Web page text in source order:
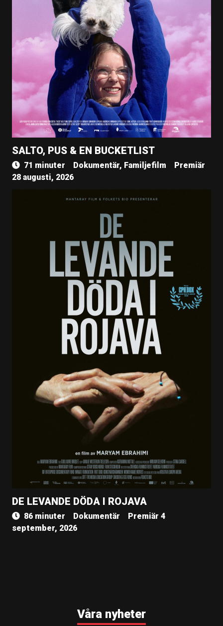
SALTO, PUS & EN BUCKETLIST
71 minuter Dokumentär, Familjefilm
Premiär
28 augusti, 2026
DE LEVANDE DÖDA I ROJAVA
86 minuter Dokumentär
Premiär 4
september, 2026
Våra nyheter